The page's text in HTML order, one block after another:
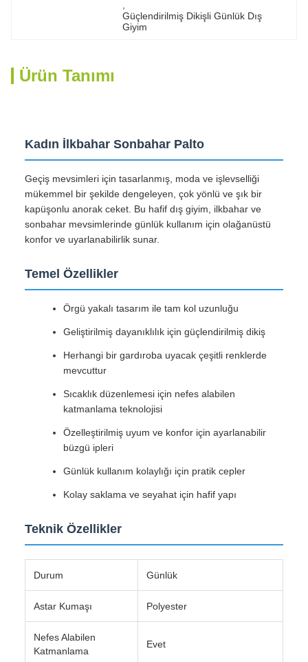
Güçlendirilmiş Dikişli Günlük Dış
Giyim
Ürün Tanımı
Kadın İlkbahar Sonbahar Palto
Geçiş mevsimleri için tasarlanmış, moda ve işlevselliği
mükemmel bir şekilde dengeleyen, çok yönlü ve şık bir
kapüşonlu anorak ceket. Bu hafif dış giyim, ilkbahar ve
sonbahar mevsimlerinde günlük kullanım için olağanüstü
konfor ve uyarlanabilirlik sunar.
Temel Özellikler
Örgü yakalı tasarım ile tam kol uzunluğu
Geliştirilmiş dayanıklılık için güçlendirilmiş dikiş
Herhangi bir gardıroba uyacak çeşitli renklerde
mevcuttur
Sıcaklık düzenlemesi için nefes alabilen
katmanlama teknolojisi
Özelleştirilmiş uyum ve konfor için ayarlanabilir
büzgü ipleri
Günlük kullanım kolaylığı için pratik cepler
Kolay saklama ve seyahat için hafif yapı
Teknik Özellikler
Durum Günlük
Astar Kumaşı Polyester
Nefes Alabilen
Katmanlama
Evet